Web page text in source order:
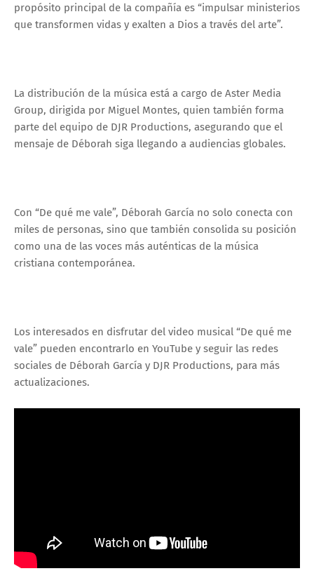
propósito principal de la compañía es “impulsar ministerios
que transformen vidas y exalten a Dios a través del arte”.
La distribución de la música está a cargo de Aster Media
Group, dirigida por Miguel Montes, quien también forma
parte del equipo de DJR Productions, asegurando que el
mensaje de Déborah siga llegando a audiencias globales.
Con “De qué me vale”, Déborah García no solo conecta con
miles de personas, sino que también consolida su posición
como una de las voces más auténticas de la música
cristiana contemporánea.
Los interesados en disfrutar del video musical “De qué me
vale” pueden encontrarlo en YouTube y seguir las redes
sociales de Déborah García y DJR Productions, para más
actualizaciones.